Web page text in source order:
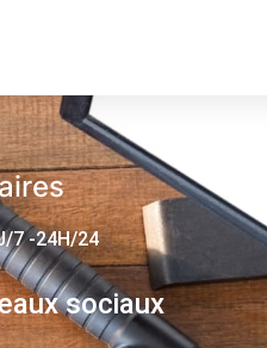
7 -24H/24
sociaux